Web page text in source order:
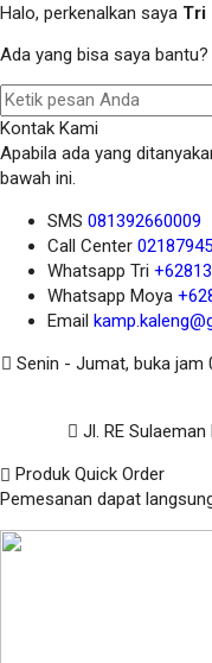
Halo, perkenalkan saya Tri
Ada yang bisa saya bantu?
Kontak Kami
Apabila ada yang
bawah ini.
SMS 081392660009
Call Center
Whatsapp Tri
Whatsapp Moya
Email
Senin - Jumat, buka jam
Jl. RE
Produk Quick Order
Pemesanan dapat